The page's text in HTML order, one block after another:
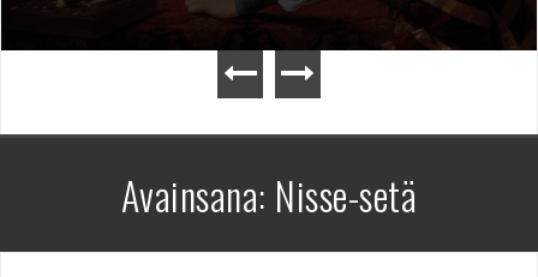
Avainsana: Nisse-setä